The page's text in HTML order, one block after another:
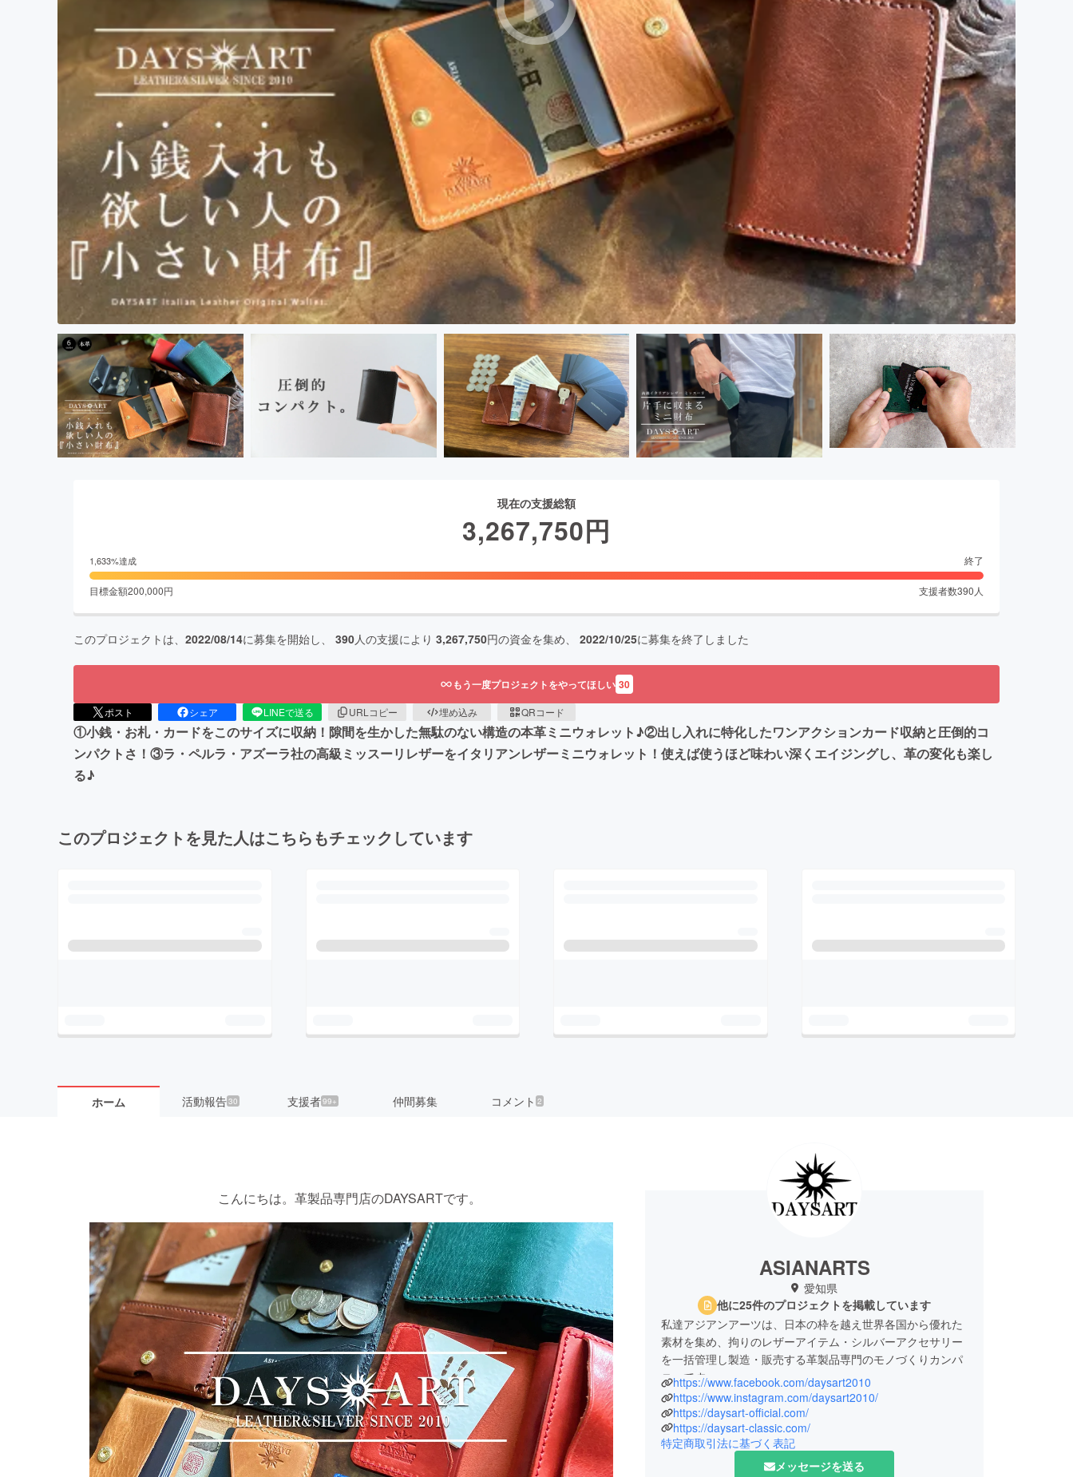
現在の支援総額
3,267,750円
1,633%達成 終了
目標金額200,000円 支援者数390 人
このプロジェクトは、 2022/08/14に募集を開始し、 390人の支援により 3,267,750円の資金を集め、 2022/10/25に募集を終了しました
もう一度プロジェクトをやってほしい 30
ポスト シェア LINEで送る URLコピー 埋め込み QRコード
①小銭・お札・カードをこのサイズに収納！隙間を生かした無駄のない構造の本革ミニウォレット♪②出し入れに特化したワンアクションカード収納と圧倒的コ
ンパクトさ！③ラ・ペルラ・アズーラ社の高級ミッスーリレザーをイタリアンレザーミニウォレット！使えば使うほど味わい深くエイジングし、革の変化も楽し
る♪
このプロジェクトを見た人はこちらもチェックしています
ホーム 活動報告30 支援者99+ 仲間募集 コメント 2
こんにちは。革製品専門店のDAYSARTです。
ASIANARTS
愛知県
他に25件のプロジェクトを掲載しています
私達アジアンアーツは、日本の枠を越え世界各国から優れた
素材を集め、拘りのレザーアイテム・シルバーアクセサリー
を一括管理し製造・販売する革製品専門のモノづくりカンパ
ニーです。
完成までには弊社顧客様やSNSアンケートを通じ、徹底的に
ヒアリングを行い沢山の試作品から完成した品です。お使い
頂く方のこうしたちょっとした不満を少しでも解消できれば
私たちチームもとても嬉しく思います。
https://www.facebook.com/daysart2010
https://www.instagram.com/daysart2010/
https://daysart-official.com/
https://daysart-classic.com/
特定商取引法に基づく表記
メッセージを送る